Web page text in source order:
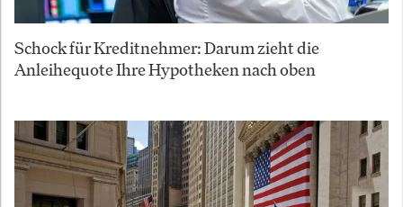
Schock für Kreditnehmer: Darum zieht die
Anleihequote Ihre Hypotheken nach oben